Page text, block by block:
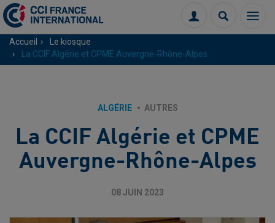
Menu
Connexion
Accueil
Le kiosque
La CCIF Algérie et CPME Auvergne-Rhône-Alpes
ALGÉRIE AUTRES
La CCIF Algérie et CPME
Auvergne-Rhône-Alpes
08 JUIN 2023